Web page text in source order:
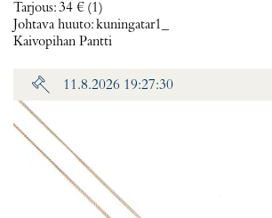
Tarjous:34 € (1)
Johtava huuto:kuningatar1_
Kaivopihan Pantti
11.8.2026 19:27:30